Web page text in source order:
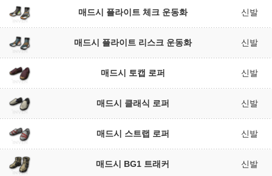
매드시 플라이트 체크 운동화 신발
매드시 플라이트 리스크 운동화 신발
매드시 토캡 로퍼 신발
매드시 클래식 로퍼 신발
매드시 스트랩 로퍼 신발
매드시 BG1 트래커 신발